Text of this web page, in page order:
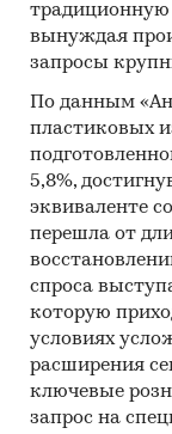
Mystery-
того,
(Mystery-
заказчика.
Мониторинг
основных
так
документов
пакетов
наше
традиционную
вынуждая
запросы
По данным
пластиковых
5,8%,
эквиваленте
перешла от
спроса
которую
условиях
расширения
ключевые
запрос на